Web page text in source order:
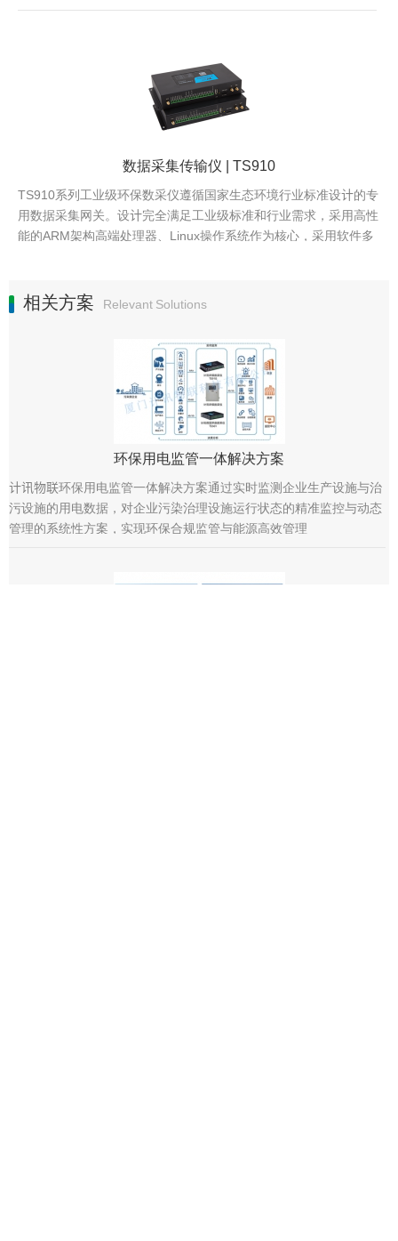
门、
数据采集传输仪 | TS910
TS910系列工业级环保数采仪遵循国家生态环境行业标准设计的专
用数据采集网关。设计完全满足工业级标准和行业需求，采用高性
能的ARM架构高端处理器、Linux操作系统作为核心，采用软件多
相关方案 Relevant Solutions
环保用电监管一体解决方案
计讯物联环保用电监管一体解决方案通过实时监测企业生产设施与治
污设施的用电数据，对企业污染治理设施运行状态的精准监控与动态
管理的系统性方案，实现环保合规监管与能源高效管理